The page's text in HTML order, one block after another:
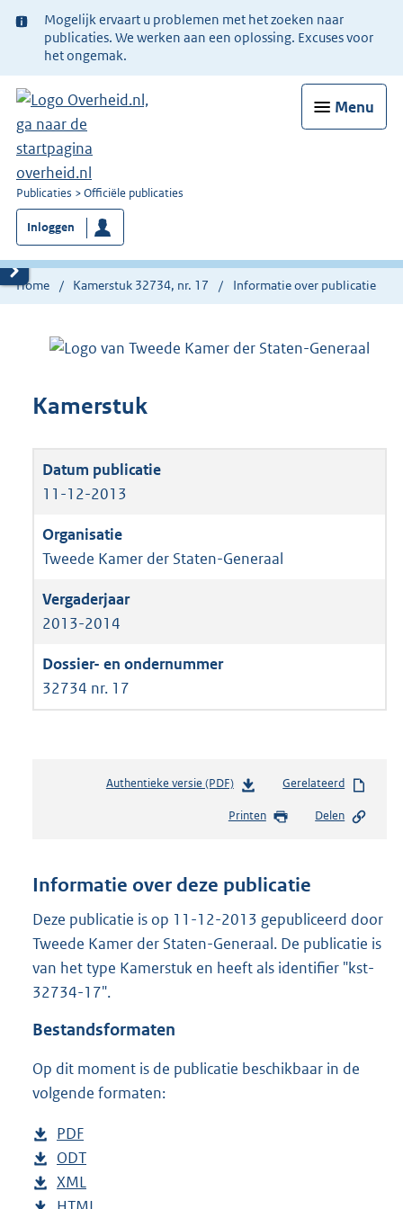
Ter
informatie:
Mogelijk ervaart u problemen met het zoeken naar
publicaties. We werken aan een oplossing. Excuses voor
het ongemak.
Menu
U
bent
nu
hier:
Publicaties Officiële publicaties
Inloggen
Home Kamerstuk 32734, nr. 17 Informatie over publicatie
Kamerstuk
11-12-2013
Tweede Kamer der Staten-Generaal
2013-2014
32734 nr. 17
Authentieke versie (PDF)b
s
d
s
r
o
:
Gerelateerd
Printen Delen
Informatie over deze publicatie
Deze publicatie is op 11-12-2013 gepubliceerd door
Tweede Kamer der Staten-Generaal. De publicatie is
van het type Kamerstuk en heeft als identifier "kst-
32734-17".
Bestandsformaten
Op dit moment is de publicatie beschikbaar in de
volgende formaten:
D
o
w
PDF
e
s
D
o
ODT
D
XML